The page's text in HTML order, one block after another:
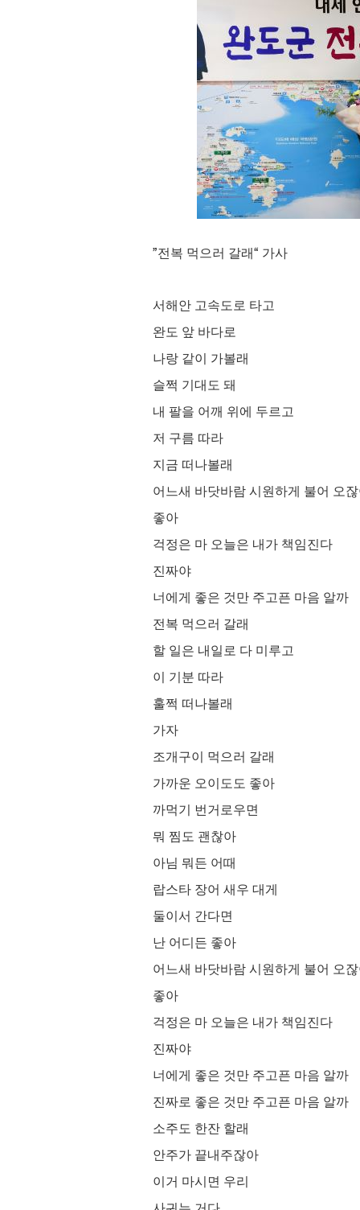
”전복 먹으러 갈래“ 가사
서해안 고속도로 타고
완도 앞 바다로
나랑 같이 가볼래
슬쩍 기대도 돼
내 팔을 어깨 위에 두르고
저 구름 따라
지금 떠나볼래
어느새 바닷바람 시원하게 불어 오
좋아
걱정은 마 오늘은 내가 책임진다
진짜야
너에게 좋은 것만 주고픈 마음 알까
전복 먹으러 갈래
할 일은 내일로 다 미루고
이 기분 따라
훌쩍 떠나볼래
가자
조개구이 먹으러 갈래
가까운 오이도도 좋아
까먹기 번거로우면
뭐 찜도 괜찮아
아님 뭐든 어때
랍스타 장어 새우 대게
둘이서 간다면
난 어디든 좋아
어느새 바닷바람 시원하게 불어 오
좋아
걱정은 마 오늘은 내가 책임진다
진짜야
너에게 좋은 것만 주고픈 마음 알까
진짜로 좋은 것만 주고픈 마음 알까
소주도 한잔 할래
안주가 끝내주잖아
이거 마시면 우리